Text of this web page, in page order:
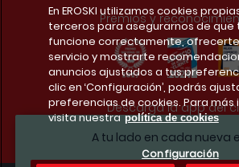
A tu lado en cada nueva
Premios y
Descarga la app del
En EROSKI utilizamos cookies
terceros para asegurarnos de que
funcione correctamente,
servicio y mostrarte
anuncios ajustados a tus
clic en ‘Configuración’, podrás
preferencias de cookies. Para más
visita nuestra política de cookies
Configuración